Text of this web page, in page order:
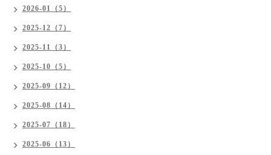
2026-01（5）
2025-12（7）
2025-11（3）
2025-10（5）
2025-09（12）
2025-08（14）
2025-07（18）
2025-06（13）